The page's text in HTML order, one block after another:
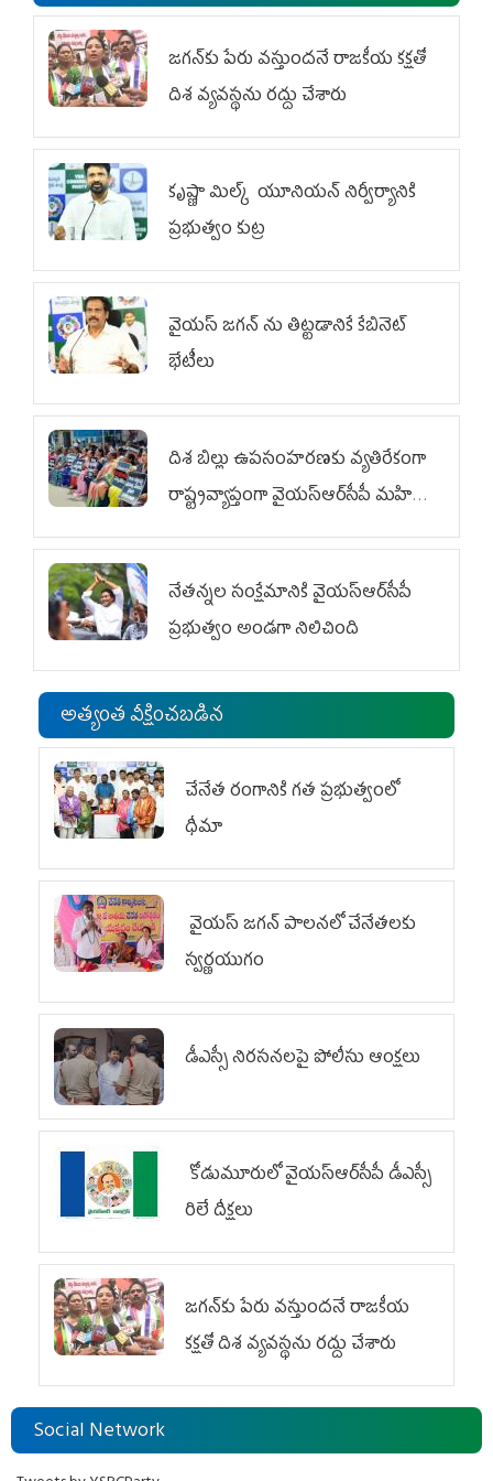
జగన్‌కు పేరు వస్తుందనే రాజకీయ కక్షతో
దిశ వ్య‌వ‌స్థ‌ను రద్దు చేశారు
కృష్ణా మిల్క్‌ యూనియన్‌ నిర్వీర్యానికి
ప్రభుత్వం కుట్ర
వైయ‌స్ జగన్‌ ను తిట్టడానికే కేబినెట్‌
భేటీలు
దిశ బిల్లు ఉపసంహరణకు వ్యతిరేకంగా
రాష్ట్రవ్యాప్తంగా వైయ‌స్ఆర్‌సీపీ మహిళా
విభాగం ఆందోళనలు
నేతన్నల సంక్షేమానికి వైయ‌స్ఆర్‌సీపీ
ప్రభుత్వం అండగా నిలిచింది
అత్యంత వీక్షించబడిన
చేనేత రంగానికి గత ప్రభుత్వంలో
ధీమా
వైయ‌స్ జగన్ పాలనలో చేనేతలకు
స్వర్ణయుగం
డీఎస్సీ నిరసనలపై పోలీసు ఆంక్షలు
కోడుమూరులో వైయ‌స్ఆర్‌సీపీ డీఎస్సీ
రిలే దీక్షలు
జగన్‌కు పేరు వస్తుందనే రాజకీయ
కక్షతో దిశ వ్య‌వ‌స్థ‌ను రద్దు చేశారు
Social Network